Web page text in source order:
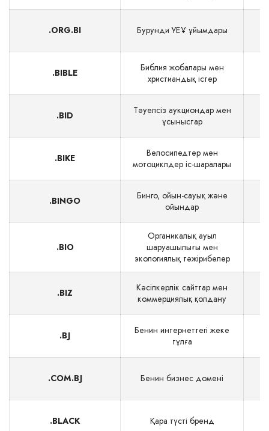
.ORG.BI Бурунди ҮЕҰ ұйымдары
.BIBLE
Библия жобалары мен
христиандық істер
.BID
Тәуелсіз аукциондар мен
ұсыныстар
.BIKE
Велосипедтер мен
мотоциклдер іс-шаралары
.BINGO
Бинго, ойын-сауық және
ойындар
.BIO
Органикалық ауыл
шаруашылығы мен
экологиялық тәжірибелер
.BIZ
Кәсіпкерлік сайттар мен
коммерциялық қолдану
.BJ
Бенин интернеттегі жеке
тұлға
.COM.BJ Бенин бизнес домені
.BLACK Қара түсті бренд